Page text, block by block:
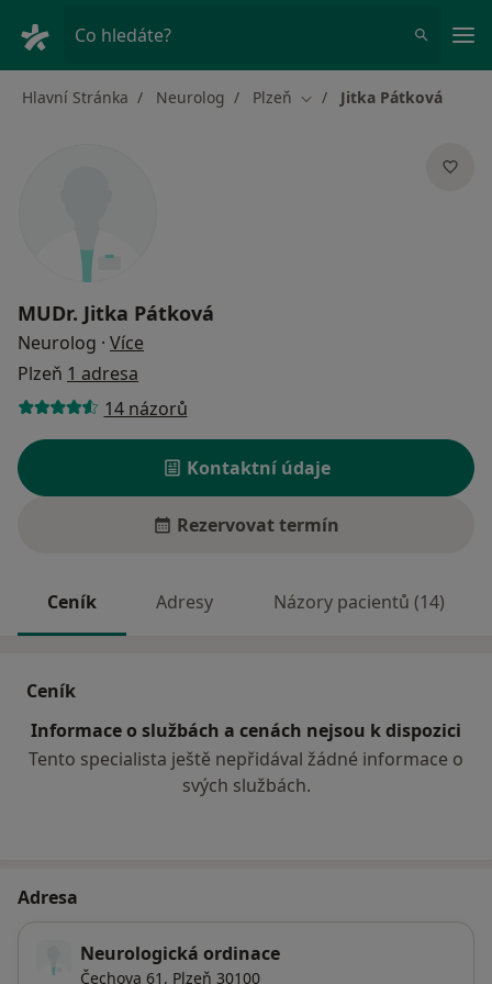
Co hledáte?
Hlavní Stránka Neurolog Plzeň Změna města
Jitka Pátková
MUDr. Jitka Pátková
Neurolog · Více
Plzeň 1 adresa
14 názorů
Kontaktní údaje
Rezervovat termín
Ceník Adresy Názory pacientů (14)
Ceník
Informace o službách a cenách nejsou k dispozici
Tento specialista ještě nepřidával žádné informace o
svých službách.
Adresa
Neurologická ordinace
Čechova 61, Plzeň 30100